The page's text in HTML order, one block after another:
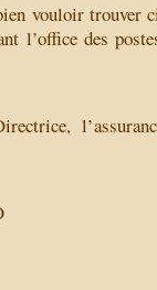
vouloir trouver
l’office des